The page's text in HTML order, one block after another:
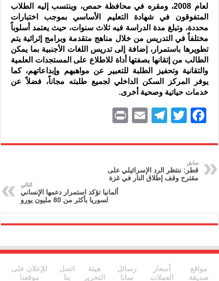
لعام 2008، ومقره في محافظة حمص، وينتسب إليه الطلاب
المتفوقون في شهادة التعليم الأساسي بموجب اختبارات
محددة، وتبلغ مدة الدراسة فيه ثلاث سنوات، حيث يعتمد أسلوباً
مختلفاً في التدريس من خلال مناهج متقدمة وبرامج إثرائية يتم
تطويرها باستمرار، إضافة إلى تدريس اللغات الأجنبية بما يمكن
الطالب من إتقانها بصفتها أداة للاطلاع على المستجدات العلمية
والتقانية وتحفيز الطلبة للتعبير عن مواهبهم وإبداعاتهم، كما
يوفر المركز السكن الداخلي لجميع طلبته مجاناً، فضلاً عن
خدمات حياتية وصحية أخرى.
F
c
e
b
k
T
itt
er
T
e
gr
a
E
ai
l
nt
سابق
قطر: ننتظر الرد الإسرائيلي على
مقترح وقف إطلاق النار في غزة
التالي
ألمانيا تؤكد استمرار دعمها الإنساني
لسوريا بأكثر من 80 مليون يورو
مواقع
صديقة
أسعار
العملات
رسائل
سانا
هيئة
التحرير
اتصل
بنا
للإعلان على
موقعنا